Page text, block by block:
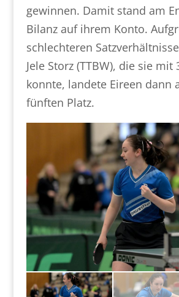
gewinnen. Damit stand am
Bilanz auf ihrem Konto.
schlechteren
Jele Storz (TTBW), die sie mit
konnte, landete Eireen dann
fünften Platz.